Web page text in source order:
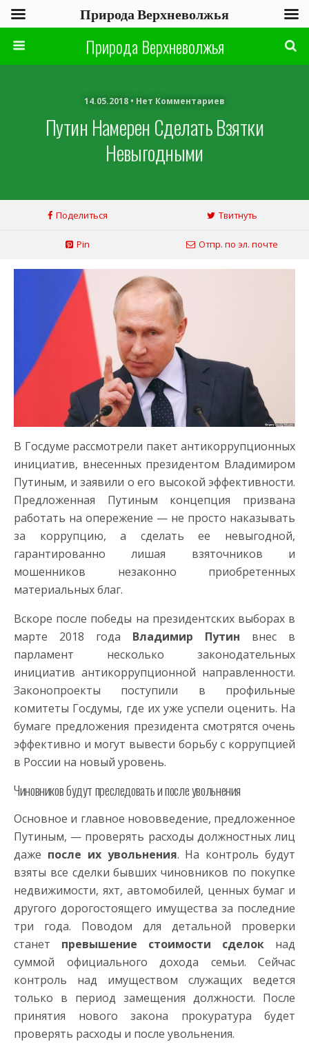
Природа Верхневолжья
14.05.2018 • Нет Комментариев
Путин Намерен Сделать Взятки
Невыгодными
Поделиться Твитнуть
Pin Отпр. по эл. почте
В Госдуме рассмотрели пакет антикоррупционных
инициатив, внесенных президентом Владимиром
Путиным, и заявили о его высокой эффективности.
Предложенная Путиным концепция призвана
работать на опережение — не просто наказывать
за коррупцию, а сделать ее невыгодной,
гарантированно лишая взяточников и
мошенников незаконно приобретенных
материальных благ.
Вскоре после победы на президентских выборах в
марте 2018 года Владимир Путин внес в
парламент несколько законодательных
инициатив антикоррупционной направленности.
Законопроекты поступили в профильные
комитеты Госдумы, где их уже успели оценить. На
бумаге предложения президента смотрятся очень
эффективно и могут вывести борьбу с коррупцией
в России на новый уровень.
Чиновников будут преследовать и после увольнения
Основное и главное нововведение, предложенное
Путиным, — проверять расходы должностных лиц
даже после их увольнения. На контроль будут
взяты все сделки бывших чиновников по покупке
недвижимости, яхт, автомобилей, ценных бумаг и
другого дорогостоящего имущества за последние
три года. Поводом для детальной проверки
станет превышение стоимости сделок над
суммой официального дохода семьи. Сейчас
контроль над имуществом служащих ведется
только в период замещения должности. После
принятия нового закона прокуратура будет
проверять расходы и после увольнения.
Природа Верхневолжья